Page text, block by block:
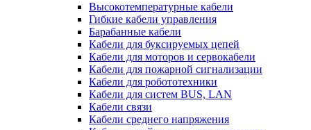
Высокотемпературные кабели
Гибкие кабели управления
Барабанные кабели
Кабели для буксируемых цепей
Кабели для моторов и сервокабели
Кабели для пожарной сигнализации
Кабели для робототехники
Кабели для систем BUS, LAN
Кабели связи
Кабели среднего напряжения